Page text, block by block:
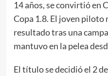
14 años, se convirtió en
Copa 1.8. El joven piloto
resultado tras una
mantuvo en la pelea
El título se decidió el 2